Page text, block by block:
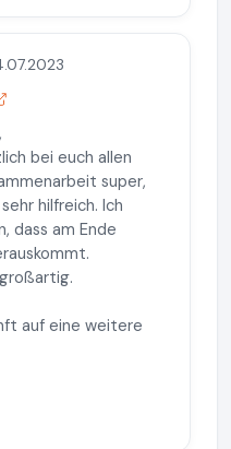
bei euch allen
super,
hilfreich. Ich
dass am Ende
auf eine weitere